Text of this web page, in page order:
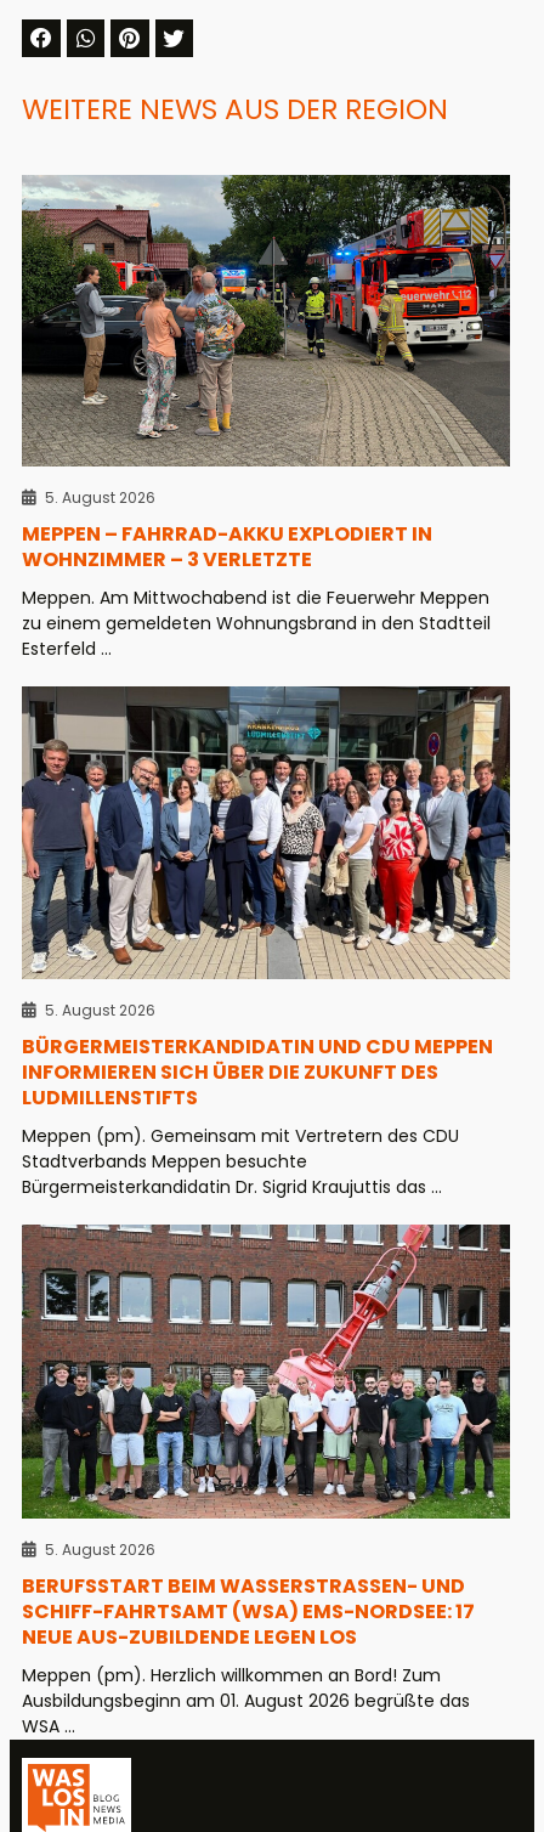
WEITERE NEWS AUS DER REGION
5. August 2026
MEPPEN – FAHRRAD-AKKU EXPLODIERT IN
WOHNZIMMER – 3 VERLETZTE
Meppen. Am Mittwochabend ist die Feuerwehr Meppen
zu einem gemeldeten Wohnungsbrand in den Stadtteil
Esterfeld ...
5. August 2026
BÜRGERMEISTERKANDIDATIN UND CDU MEPPEN
INFORMIEREN SICH ÜBER DIE ZUKUNFT DES
LUDMILLENSTIFTS
Meppen (pm). Gemeinsam mit Vertretern des CDU
Stadtverbands Meppen besuchte
Bürgermeisterkandidatin Dr. Sigrid Kraujuttis das ...
5. August 2026
BERUFSSTART BEIM WASSERSTRASSEN- UND S
CHIFF-FAHRTSAMT (WSA) EMS-NORDSEE: 17 N
EUE AUS-ZUBILDENDE LEGEN LOS
Meppen (pm). Herzlich willkommen an Bord! Zum
Ausbildungsbeginn am 01. August 2026 begrüßte das
WSA ...